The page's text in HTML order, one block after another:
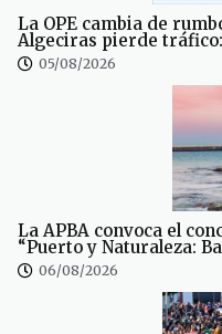
La OPE cambia de
Algeciras pierde
05/08/2026
La APBA convoca el
“Puerto y Naturaleza:
06/08/2026